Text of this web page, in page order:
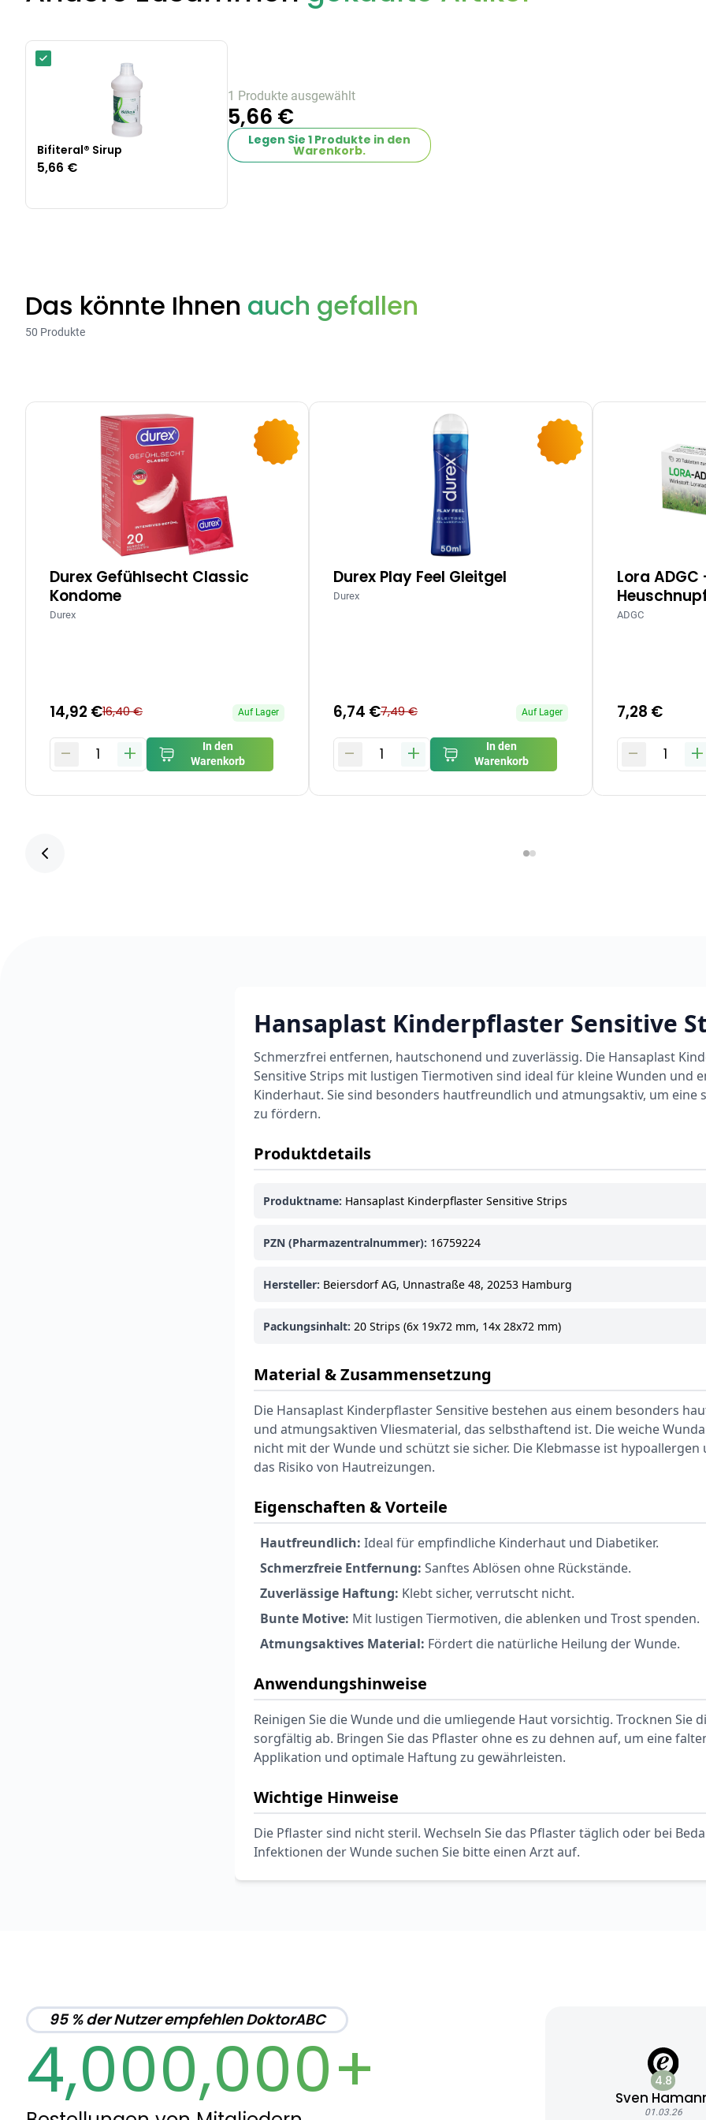
Bifiteral® Sirup
5,66 €
1 Produkte ausgewählt
5,66 €
Legen Sie 1 Produkte in den
Warenkorb.
Das könnte Ihnen auch gefallen
50 Produkte
Durex Gefühlsecht Classic
Kondome
Durex
14,92 €16,40 € Auf Lager
- 1 +
In den
Warenkorb
Durex Play Feel Gleitgel
Durex
6,74 €7,49 € Auf Lager
- 1 +
In den
Warenkorb
Lora ADGC
ADGC
7,28 €
- 1 +
Hansaplast Kinderpflaster Sensitive
Schmerzfrei entfernen, hautschonend und zuverlässig. Die Hansaplast
Sensitive Strips mit lustigen Tiermotiven sind ideal für kleine Wunden und
Kinderhaut. Sie sind besonders hautfreundlich und atmungsaktiv, um eine
zu fördern.
Produktdetails
Produktname: Hansaplast Kinderpflaster Sensitive Strips
PZN (Pharmazentralnummer): 16759224
Hersteller: Beiersdorf AG, Unnastraße 48, 20253 Hamburg
Packungsinhalt: 20 Strips (6x 19x72 mm, 14x 28x72 mm)
Material & Zusammensetzung
Die Hansaplast Kinderpflaster Sensitive bestehen aus einem besonders
und atmungsaktiven Vliesmaterial, das selbsthaftend ist. Die weiche
nicht mit der Wunde und schützt sie sicher. Die Klebmasse ist
das Risiko von Hautreizungen.
Eigenschaften & Vorteile
Hautfreundlich: Ideal für empfindliche Kinderhaut und Diabetiker.
Schmerzfreie Entfernung: Sanftes Ablösen ohne Rückstände.
Zuverlässige Haftung: Klebt sicher, verrutscht nicht.
Bunte Motive: Mit lustigen Tiermotiven, die ablenken und Trost spenden.
Atmungsaktives Material: Fördert die natürliche Heilung der Wunde.
Anwendungshinweise
Reinigen Sie die Wunde und die umliegende Haut vorsichtig. Trocknen Sie
sorgfältig ab. Bringen Sie das Pflaster ohne es zu dehnen auf, um eine
Applikation und optimale Haftung zu gewährleisten.
Wichtige Hinweise
Die Pflaster sind nicht steril. Wechseln Sie das Pflaster täglich oder bei
Infektionen der Wunde suchen Sie bitte einen Arzt auf.
95 % der Nutzer empfehlen DoktorABC
4,000,000+ 4.8
Sven
01.03.26